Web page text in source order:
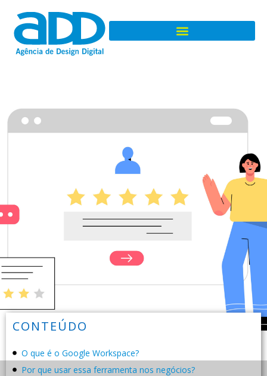
CONTEÚDO
O que é o Google Workspace?
Por que usar essa ferramenta nos negócios?